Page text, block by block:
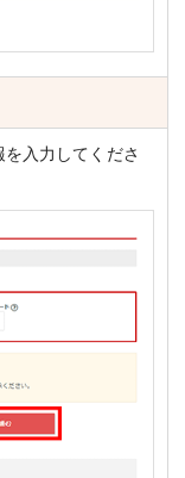
入力してくださ